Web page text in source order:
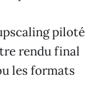
piloté
rendu final
les formats